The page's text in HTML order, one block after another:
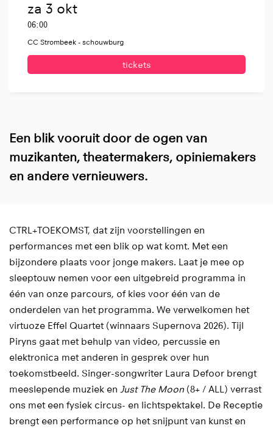
za 3 okt
06:00
CC Strombeek - schouwburg
tickets
Een blik vooruit door de ogen van
muzikanten, theatermakers, opiniemakers
en andere vernieuwers.
CTRL+TOEKOMST, dat zijn voorstellingen en
performances met een blik op wat komt. Met een
bijzondere plaats voor jonge makers. Laat je mee op
sleeptouw nemen voor een uitgebreid programma in
één van onze parcours, of kies voor één van de
onderdelen van het programma. We verwelkomen het
virtuoze Effel Quartet (winnaars Supernova 2026). Tijl
Piryns gaat met behulp van video, percussie en
elektronica met anderen in gesprek over hun
toekomstbeeld. Singer-songwriter Laura Defoor brengt
meeslepende muziek en Just The Moon (8+ / ALL) verrast
ons met een fysiek circus- en lichtspektakel. De Receptie
brengt een performance op het snijpunt van kunst en